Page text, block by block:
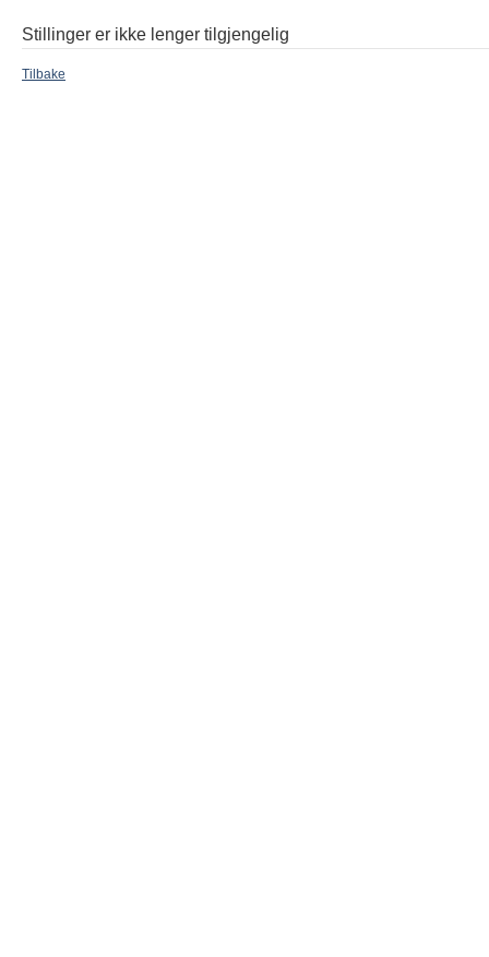
Stillinger er ikke lenger tilgjengelig
Tilbake